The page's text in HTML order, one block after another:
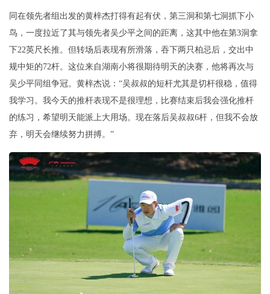
同在领先者组出发的黄梓杰打得有起有伏，第三洞和第七洞抓下小
鸟，一度拉近了其与领先者吴少平之间的距离，这其中他在第3洞拿
下22英尺长推。但转场后表现有所滑落，吞下两只柏忌后，交出中
规中矩的72杆。这位来自湖南小将很期待明天的决赛，他将再次与
吴少平同组争冠。黄梓杰说：“吴叔叔的短杆尤其是切杆很稳，值得
我学习。我今天的推杆表现不是很理想，比赛结束后我会强化推杆
的练习，希望明天能派上大用场。现在落后吴叔叔6杆，但我不会放
弃，明天会继续努力拼搏。”